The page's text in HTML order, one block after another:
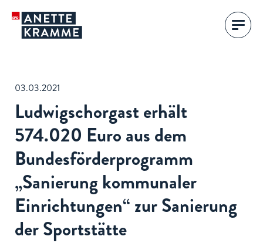
03.03.2021
Ludwigschorgast erhält
574.020 Euro aus dem
Bundesförderprogramm
„Sanierung kommunaler
Einrichtungen“ zur Sanierung
der Sportstätte